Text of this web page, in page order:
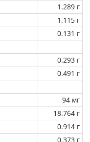
1.289 г
1.115 г
0.131 г
0.293 г
0.491 г
94 мг
18.764 г
0.914 г
0.373 г